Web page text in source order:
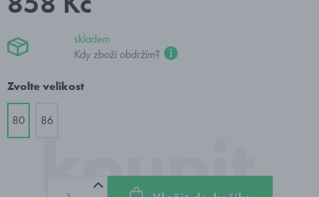
skladem
Kdy zboží obdržím?
Zvolte velikost
80 86